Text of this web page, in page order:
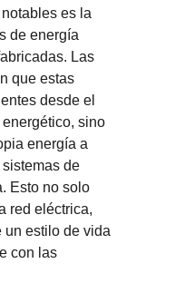
es la
de energía
Las
que estas
desde el
sino
energía a
de
Esto no solo
red eléctrica,
un estilo de vida
con las